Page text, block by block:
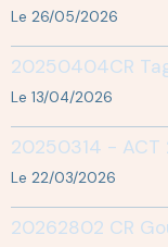
Le 26/05/2026
20250404CR
Le 13/04/2026
20250314 - ACT
Le 22/03/2026
20262802 CR